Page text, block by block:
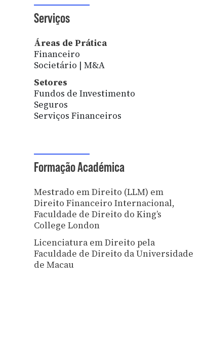
Serviços
Áreas de Prática
Financeiro
Societário | M&A
Setores
Fundos de Investimento
Seguros
Serviços Financeiros
Formação Académica
Mestrado em Direito (LLM) em
Direito Financeiro Internacional,
Faculdade de Direito do King’s
College London
Licenciatura em Direito pela
Faculdade de Direito da Universidade
de Macau